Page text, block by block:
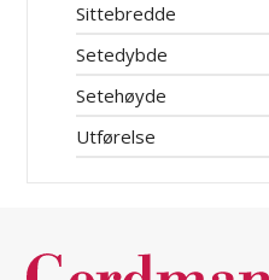
Sittebredde
Setedybde
Setehøyde
Utførelse